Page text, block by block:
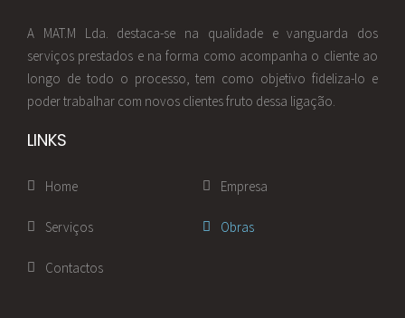
A MAT.M Lda. destaca-se na qualidade e vanguarda dos
serviços prestados e na forma como acompanha o cliente ao
longo de todo o processo, tem como objetivo fideliza-lo e
poder trabalhar com novos clientes fruto dessa ligação.
LINKS
Home Empresa
Serviços Obras
Contactos